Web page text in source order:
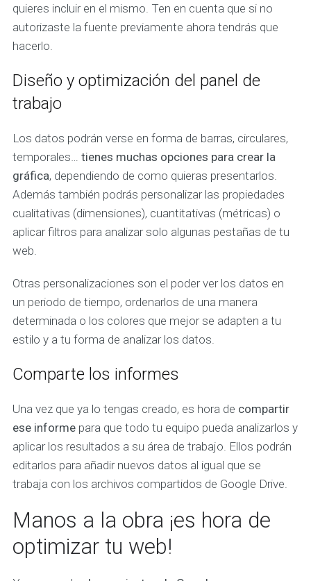
quieres incluir en el mismo. Ten en cuenta que si no
autorizaste la fuente previamente ahora tendrás que
hacerlo.
Diseño y optimización del panel de
trabajo
Los datos podrán verse en forma de barras, circulares,
temporales… tienes muchas opciones para crear la
gráfica, dependiendo de como quieras presentarlos.
Además también podrás personalizar las propiedades
cualitativas (dimensiones), cuantitativas (métricas) o
aplicar filtros para analizar solo algunas pestañas de tu
web.
Otras personalizaciones son el poder ver los datos en
un periodo de tiempo, ordenarlos de una manera
determinada o los colores que mejor se adapten a tu
estilo y a tu forma de analizar los datos.
Comparte los informes
Una vez que ya lo tengas creado, es hora de compartir
ese informepara que todo tu equipo pueda analizarlos y
aplicar los resultados a su área de trabajo. Ellos podrán
editarlos para añadir nuevos datos al igual que se
trabaja con los archivos compartidos de Google Drive.
Manos a la obra ¡es hora de
optimizar tu web!